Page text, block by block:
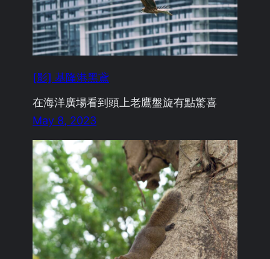
[影] 基隆港黑鳶
在海洋廣場看到頭上老鷹盤旋有點驚喜
May 8, 2023